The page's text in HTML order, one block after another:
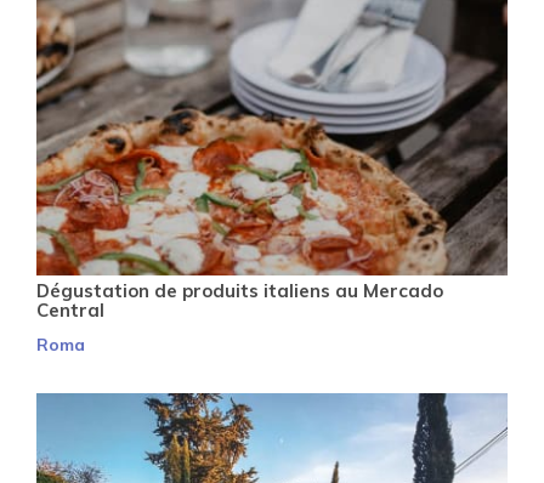
Dégustation de produits italiens au Mercado
Central
Roma